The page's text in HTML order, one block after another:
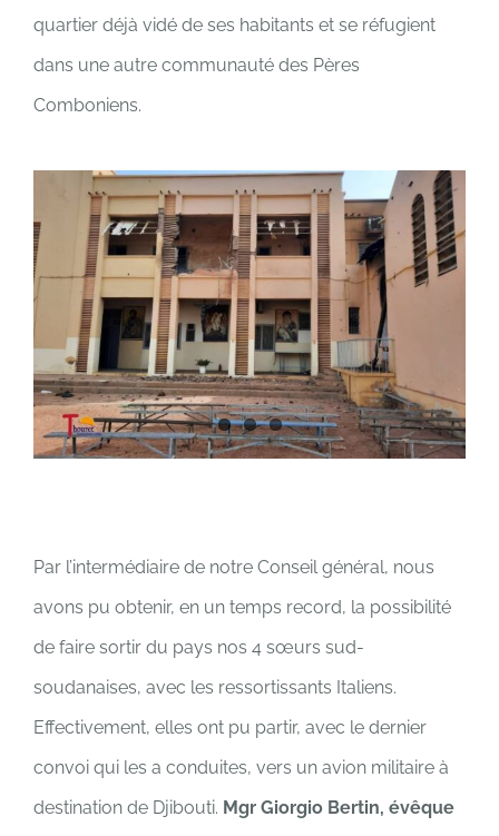
quartier déjà vidé de ses habitants et se réfugient
dans une autre communauté des Pères
Comboniens.
Par l’intermédiaire de notre Conseil général, nous
avons pu obtenir, en un temps record, la possibilité
de faire sortir du pays nos 4 sœurs sud-
soudanaises, avec les ressortissants Italiens.
Effectivement, elles ont pu partir, avec le dernier
convoi qui les a conduites, vers un avion militaire à
destination de Djibouti. Mgr Giorgio Bertin, évêque